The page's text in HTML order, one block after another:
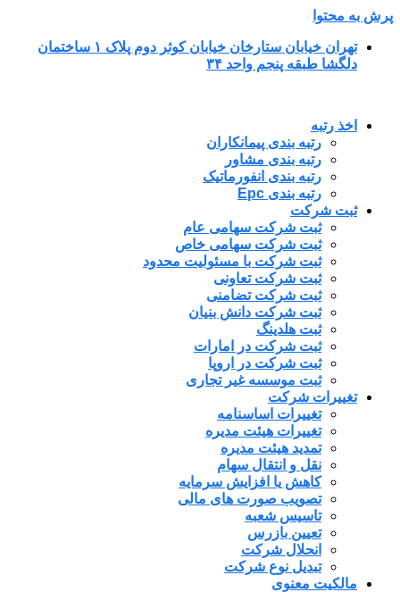
پرش به محتوا
تهران خیابان ستارخان خیابان کوثر دوم پلاک ۱ ساختمان
دلگشا طبقه پنجم واحد ۳۴
اخذ رتبه
رتبه بندی پیمانکاران
رتبه بندی مشاور
رتبه بندی انفورماتیک
رتبه بندی Epc
ثبت شرکت
ثبت شرکت سهامی عام
ثبت شرکت سهامی خاص
ثبت شرکت با مسئولیت محدود
ثبت شرکت تعاونی
ثبت شرکت تضامنی
ثبت شرکت دانش بنیان
ثبت هلدینگ
ثبت شرکت در امارات
ثبت شرکت در اروپا
ثبت موسسه غیر تجاری
تغییرات شرکت
تغییرات اساسنامه
تغییرات هیئت مدیره
تمدید هیئت مدیره
نقل و انتقال سهام
کاهش یا افزایش سرمایه
تصویب صورت های مالی
تاسیس شعبه
تعیین بازرس
انحلال شرکت
تبدیل نوع شرکت
مالکیت معنوی